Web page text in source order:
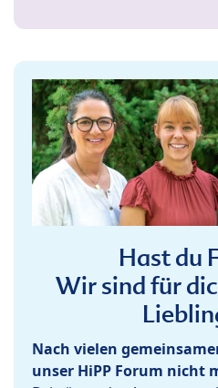
Hast du
Wir sind für
Nach vielen
unser HiPP Forum nicht